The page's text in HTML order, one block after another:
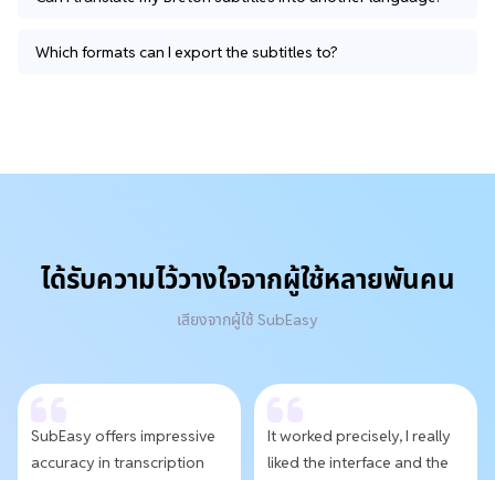
Which formats can I export the subtitles to?
ได้รับความไว้วางใจจากผู้ใช้หลายพันคน
เสียงจากผู้ใช้ SubEasy
SubEasy offers impressive
accuracy in transcription
It worked precisely, I really
liked the interface and the